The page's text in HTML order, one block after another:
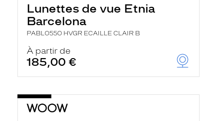
Lunettes de vue Etnia
Barcelona
PABLO55O HVGR ECAILLE CLAIR B
À partir de
185,00 €